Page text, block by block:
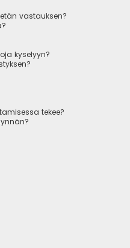
vastauksen?
kyselyyn?
tekee?